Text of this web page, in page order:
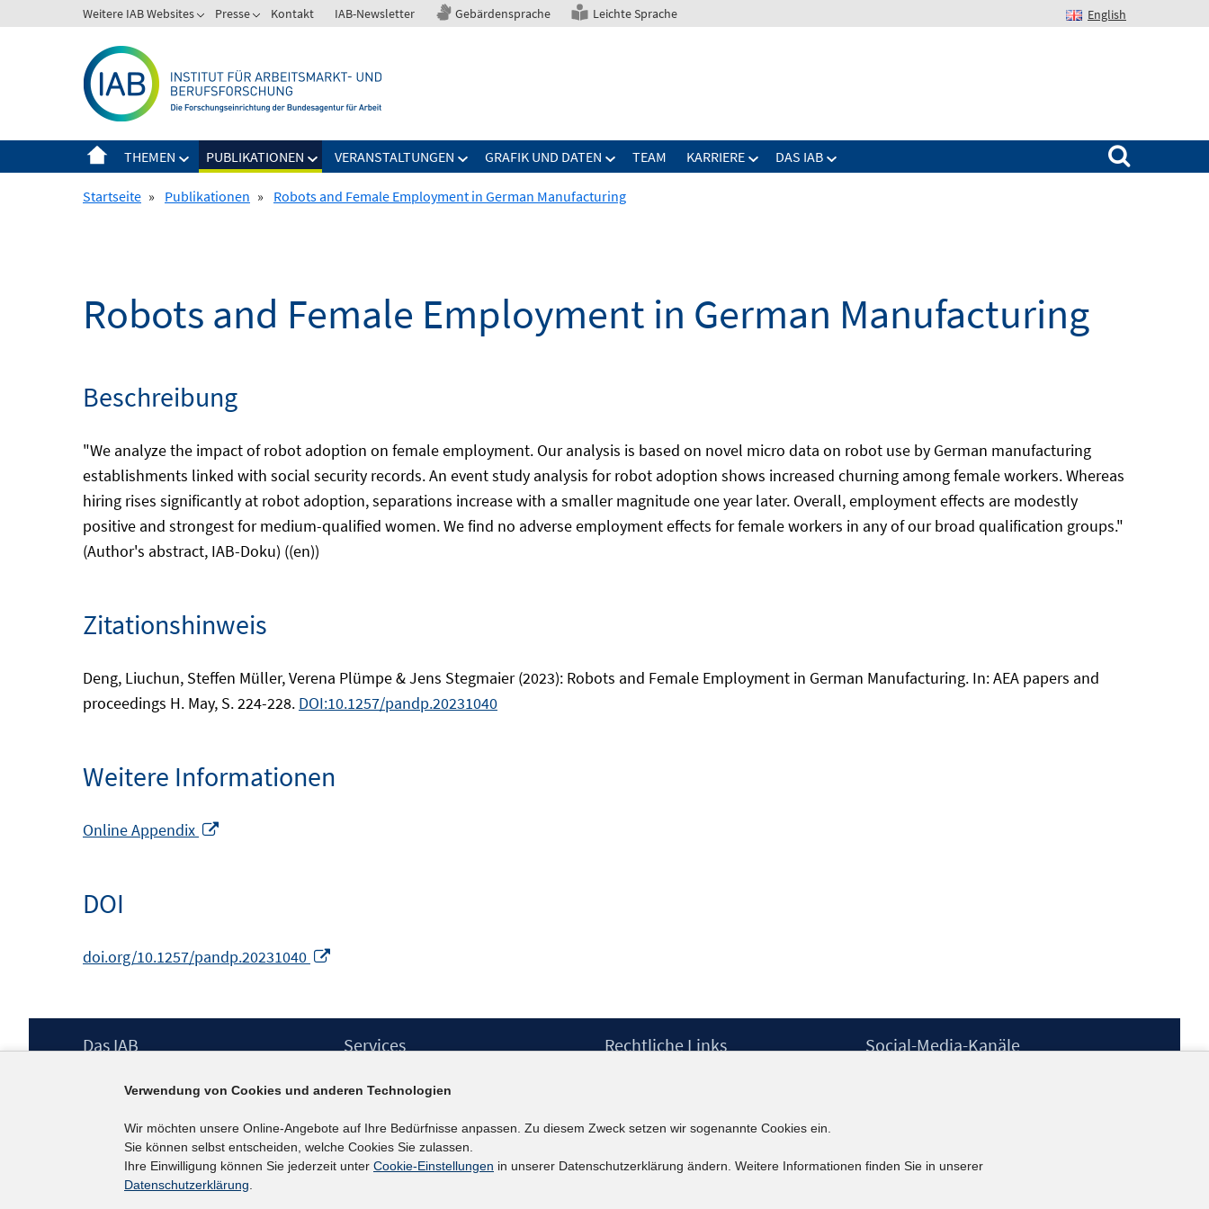
zum
Weitere IAB Websites Presse Kontakt IAB-Newsletter Gebärdensprache Leichte Sprache English
THEMEN PUBLIKATIONEN VERANSTALTUNGEN GRAFIK UND DATEN TEAM KARRIERE DAS IAB
Suchen nach:
Startseite » Publikationen » Robots and Female Employment in German Manufacturing
Robots and Female Employment in German Manufacturing
Beschreibung
"We analyze the impact of robot adoption on female employment. Our analysis is based on novel micro data on robot use by German manufacturing
establishments linked with social security records. An event study analysis for robot adoption shows increased churning among female workers. Whereas
hiring rises significantly at robot adoption, separations increase with a smaller magnitude one year later. Overall, employment effects are modestly
positive and strongest for medium-qualified women. We find no adverse employment effects for female workers in any of our broad qualification groups."
(Author's abstract, IAB-Doku) ((en))
Zitationshinweis
Deng, Liuchun, Steffen Müller, Verena Plümpe & Jens Stegmaier (2023): Robots and Female Employment in German Manufacturing. In: AEA papers and
proceedings H. May, S. 224-228. DOI:10.1257/pandp.20231040
Weitere Informationen
Online Appendix
DOI
doi.org/10.1257/pandp.20231040
Footer
Das IAB
Berufsforschung (IAB) – unser Leitbild
Institutsleitung
Graduiertenprogramm
Befragungen
Projekte
Services
IAB-Newsletter
Kontakt
Rechtliche Links
Erklärung zur Barrierefreiheit
Social-Media-Kanäle
kununu
Verwendung von Cookies und anderen Technologien
Wir möchten unsere Online-Angebote auf Ihre Bedürfnisse anpassen. Zu diesem Zweck setzen wir sogenannte Cookies ein.
Sie können selbst entscheiden, welche Cookies Sie zulassen.
Ihre Einwilligung können Sie jederzeit unter Cookie-Einstellungen in unserer Datenschutzerklärung ändern. Weitere Informationen finden Sie in unserer
Datenschutzerklärung.